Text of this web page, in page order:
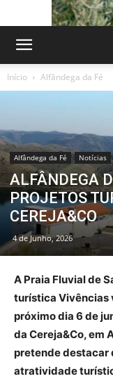
Início Alfândega da Fé
Alfândega da Fé Notícias
ALFÂNDEGA
PROJETOS
CEREJA&CO
4 de Junho, 2026
A Praia Fluvial de
turística Vivências
próximo dia 6 de
da Cereja&Co, em
pretende destacar
atratividade